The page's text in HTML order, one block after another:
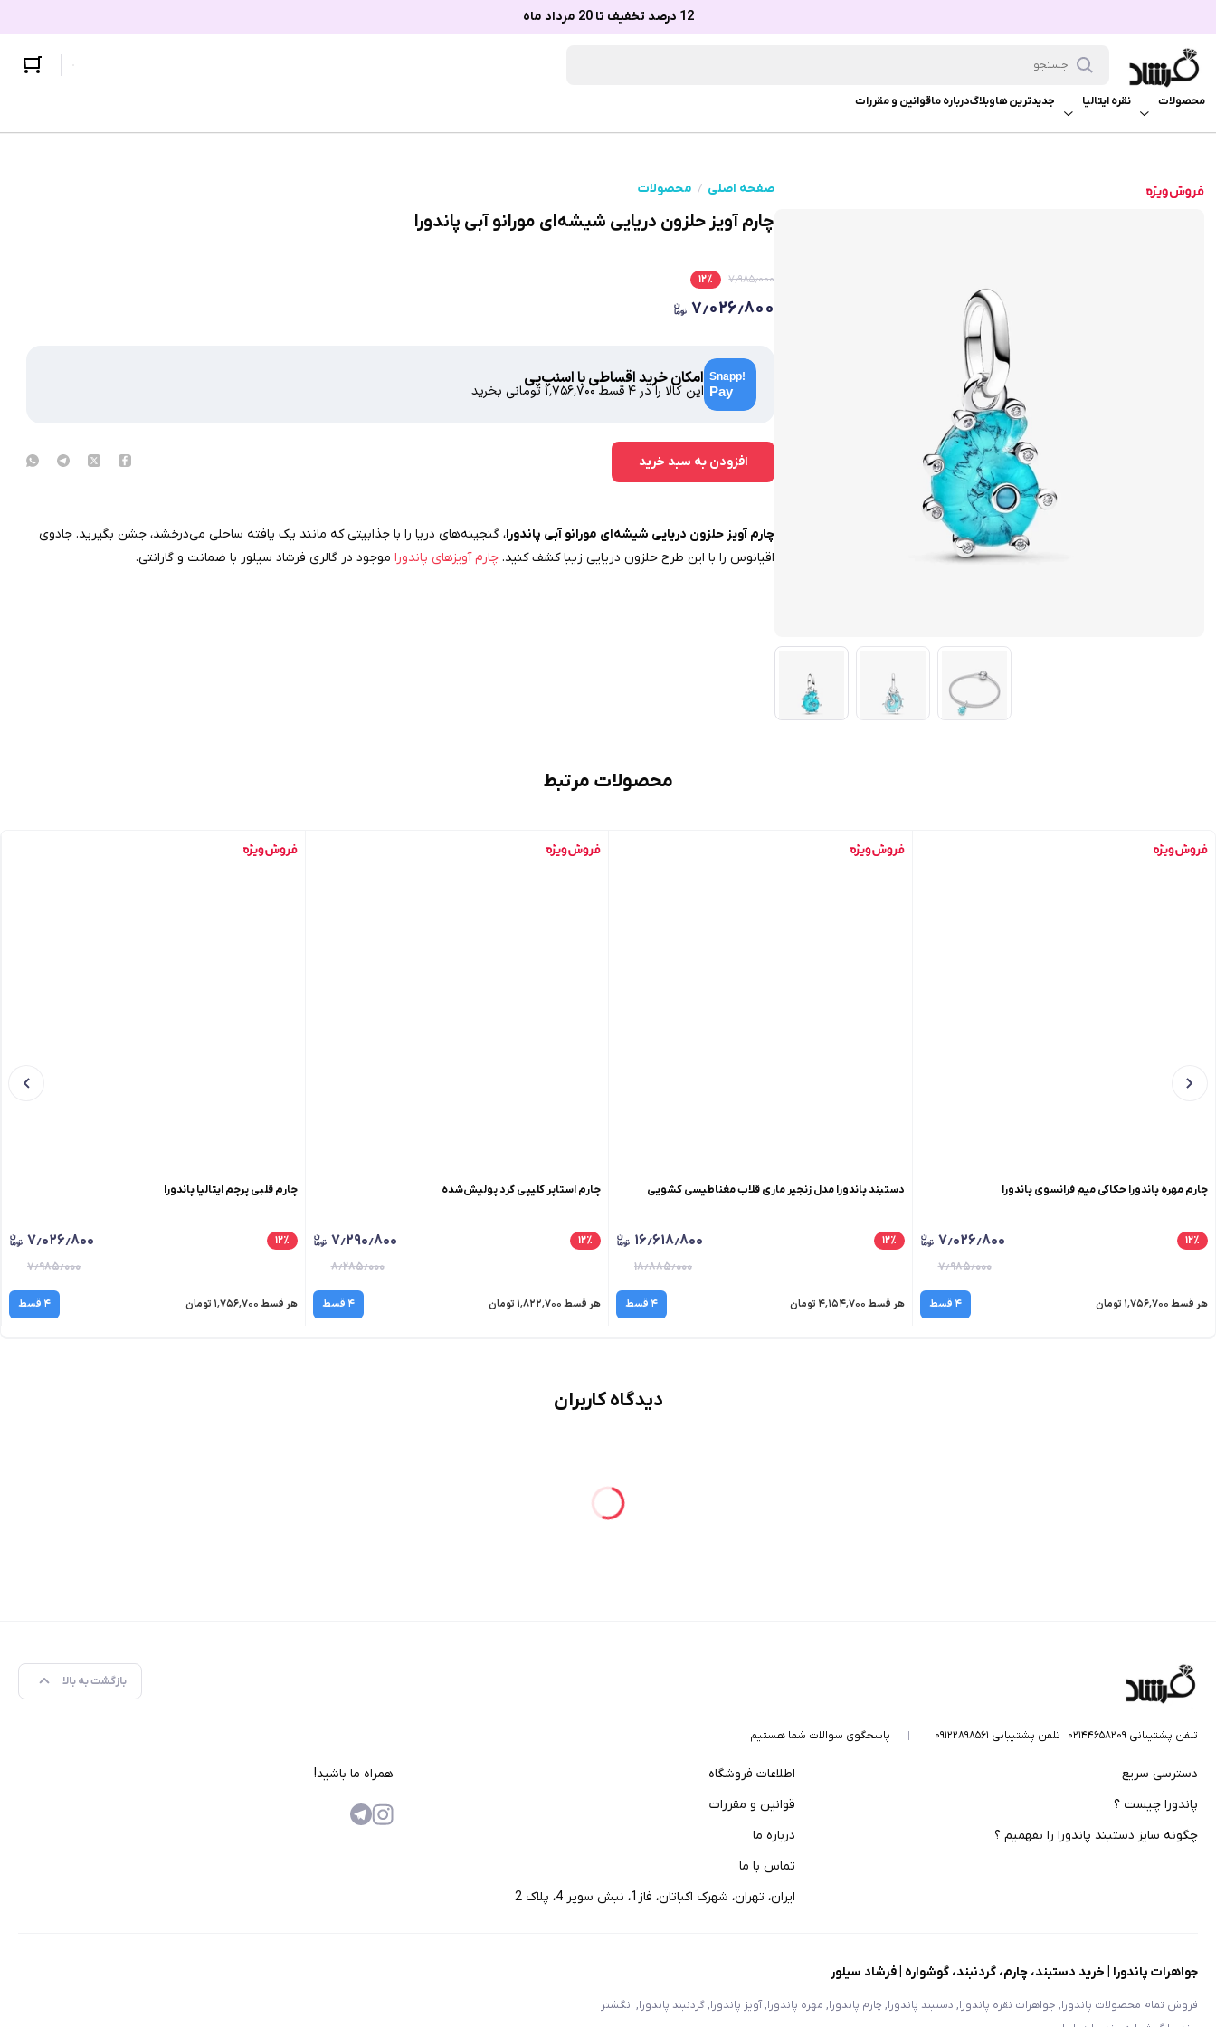
12 درصد تخفیف تا 20 مرداد ماه
محصولات نقره ایتالیا جدیدترین هاوبلاگدرباره ماقوانین و مقررات
صفحه اصلی محصولات
چارم آویز حلزون دریایی شیشه‌ای مورانو آبی پاندورا
۷٫۹۸۵٫۰۰۰ ۱۲٪
۷٫۰۲۶٫۸۰۰
امکان خرید اقساطی با اسنپ‌پی
این کالا را در ۴ قسط ۱٬۷۵۶٬۷۰۰تومانی بخرید
افزودن به سبد خرید
چارم آویز حلزون دریایی شیشه‌ای مورانو آبی پاندورا، گنجینه‌های دریا را با جذابیتی که مانند یک یافته ساحلی می‌درخشد، جشن بگیرید. جادوی
اقیانوس را با این طرح حلزون دریایی زیبا کشف کنید. چارم آویزهای پاندوراموجود در گالری فرشاد سیلور با ضمانت و گارانتی.
محصولات مرتبط
چارم مهره پاندورا حکاکی میم فرانسوی پاندورا
۱۲٪ ۷٫۰۲۶٫۸۰۰
۷٫۹۸۵٫۰۰۰
هر قسط ۱٬۷۵۶٬۷۰۰ تومان ۴ قسط
دستبند پاندورا مدل زنجیر ماری قلاب مغناطیسی کشویی
۱۲٪ ۱۶٫۶۱۸٫۸۰۰
۱۸٫۸۸۵٫۰۰۰
هر قسط ۴٬۱۵۴٬۷۰۰ تومان ۴ قسط
چارم استاپر کلیپی گرد پولیش‌شده
۱۲٪ ۷٫۲۹۰٫۸۰۰
۸٫۲۸۵٫۰۰۰
هر قسط ۱٬۸۲۲٬۷۰۰ تومان ۴ قسط
چارم قلبی پرچم ایتالیا پاندورا
۱۲٪ ۷٫۰۲۶٫۸۰۰
۷٫۹۸۵٫۰۰۰
هر قسط ۱٬۷۵۶٬۷۰۰ تومان ۴ قسط
دیدگاه کاربران
بازگشت به بالا
تلفن پشتیبانی ۰۲۱۴۴۶۵۸۲۰۹ تلفن پشتیبانی ۰۹۱۲۲۸۹۸۵۶۱ پاسخگوی سوالات شما هستیم
دسترسی سریع
پاندورا چیست ؟
چگونه سایز دستبند پاندورا را بفهمیم ؟
اطلاعات فروشگاه
قوانین و مقررات
درباره ما
تماس با ما
ایران، تهران، شهرک اکباتان، فاز1، نبش سوپر 4، پلاک 2
همراه ما باشید!
جواهرات پاندورا | خرید دستبند، چارم، گردنبند، گوشواره | فرشاد سیلور
فروش تمام محصولات پاندورا, جواهرات نقره پاندورا, دستبند پاندورا, چارم پاندورا, مهره پاندورا, آویز پاندورا, گردنبند پاندورا, انگشتر